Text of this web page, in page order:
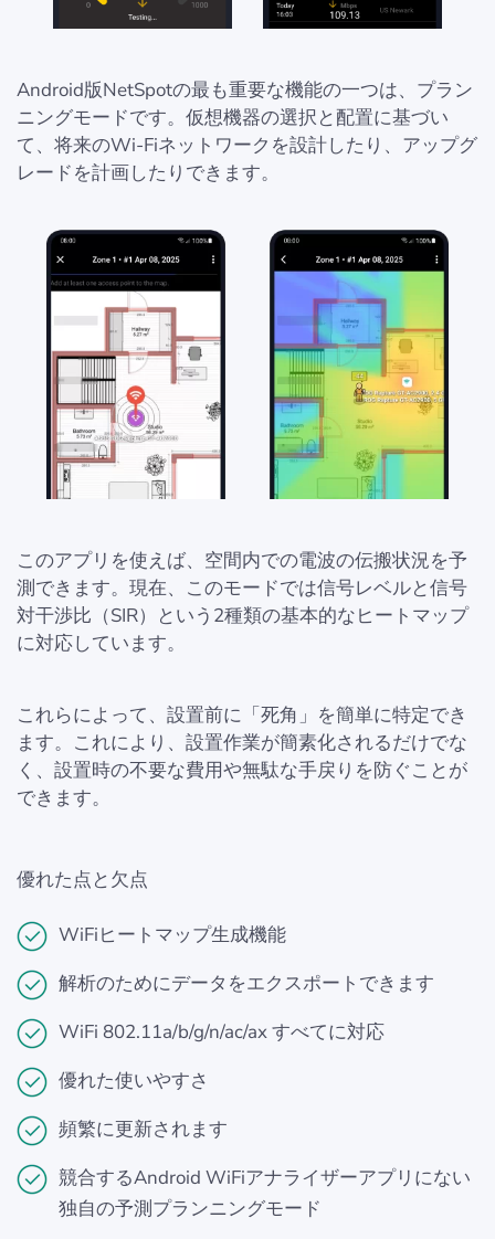
Android版NetSpotの最も重要な機能の一つは、プラン
ニングモードです。仮想機器の選択と配置に基づい
て、将来のWi-Fiネットワークを設計したり、アップグ
レードを計画したりできます。
このアプリを使えば、空間内での電波の伝搬状況を予
測できます。現在、このモードでは信号レベルと信号
対干渉比（SIR）という2種類の基本的なヒートマップ
に対応しています。
これらによって、設置前に「死角」を簡単に特定でき
ます。これにより、設置作業が簡素化されるだけでな
く、設置時の不要な費用や無駄な手戻りを防ぐことが
できます。
優れた点と欠点
WiFiヒートマップ生成機能
解析のためにデータをエクスポートできます
WiFi 802.11a/b/g/n/ac/ax すべてに対応
優れた使いやすさ
頻繁に更新されます
競合するAndroid WiFiアナライザーアプリにない
独自の予測プランニングモード